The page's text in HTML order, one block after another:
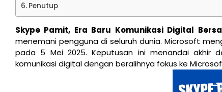
Penutup
Skype Pamit, Era Baru Komunikasi Digital
menemani pengguna di seluruh dunia. Microsoft
pada 5 Mei 2025. Keputusan ini menandai akhir
komunikasi digital dengan beralihnya fokus ke